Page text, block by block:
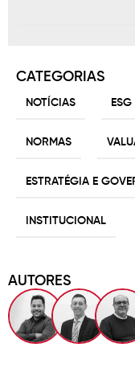
CATEGORIAS
NOTÍCIAS ESG
NORMAS
ESTRATÉGIA E
INSTITUCIONAL
AUTORES